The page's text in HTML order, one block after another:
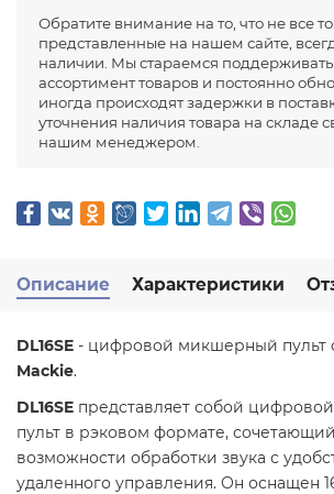
Обратите внимание на то, что не все
представленные на нашем сайте,
наличии. Мы стараемся
ассортимент товаров и постоянно
иногда происходят задержки в
уточнения наличия товара на складе
нашим менеджером.
Описание Характеристики
DL16SE - цифровой микшерный пульт
Mackie.
DL16SE представляет собой
пульт в рэковом формате,
возможности обработки звука с
удаленного управления. Он оснащен